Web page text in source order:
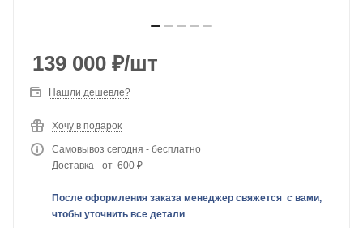
139 000 ₽/шт
Нашли дешевле?
Хочу в подарок
Самовывоз сегодня - бесплатно
Доставка - от 600 ₽
После оформления заказа менеджер свяжется с вами,
чтобы уточнить все детали